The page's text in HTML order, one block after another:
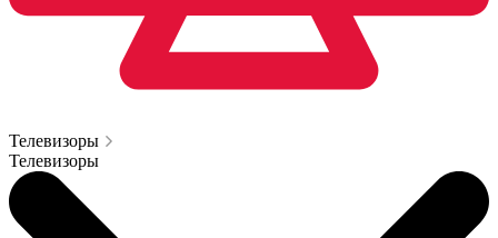
Телевизоры
Телевизоры